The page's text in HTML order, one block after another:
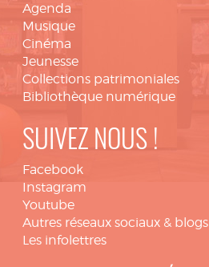
Agenda
Musique
Cinéma
Jeunesse
Collections patrimoniales
Bibliothèque numérique
SUIVEZ NOUS !
Facebook
Instagram
Youtube
Autres réseaux sociaux & blogs
Les infolettres